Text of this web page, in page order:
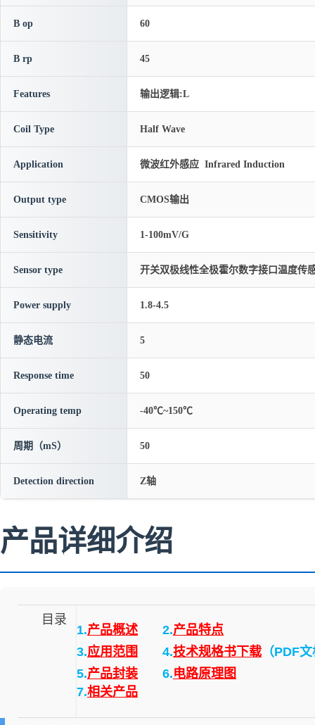
B op 60
B rp 45
Features 输出逻辑:L
Coil Type Half Wave
Application 微波红外感应 Infrared Induction
Output type CMOS输出
Sensitivity 1-100mV/G
Sensor type 开关双极线性全极霍尔数字接口温度传
Power supply 1.8-4.5
静态电流 5
Response time 50
Operating temp -40℃~150℃
周期（mS） 50
Detection direction Z轴
产品详细介绍
目录
1.产品概述 2.产品特点
3.应用范围 4.技术规格书下载 （PDF
5.产品封装 6.电路原理图
7.相关产品